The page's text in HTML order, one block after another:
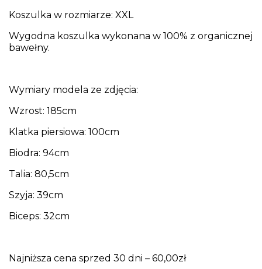
Koszulka w rozmiarze: XXL
Wygodna koszulka wykonana w 100% z organicznej
bawełny.
Wymiary modela ze zdjęcia:
Wzrost: 185cm
Klatka piersiowa: 100cm
Biodra: 94cm
Talia: 80,5cm
Szyja: 39cm
Biceps: 32cm
Najniższa cena sprzed 30 dni – 60,00zł